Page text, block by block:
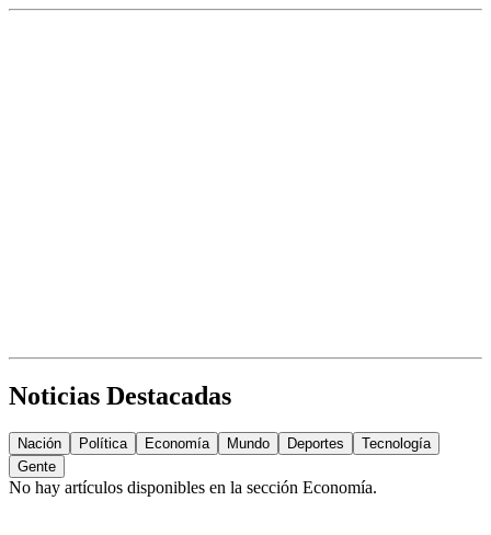
Noticias Destacadas
Nación Política Economía Mundo Deportes
Tecnología
Gente
No hay artículos disponibles en la sección Economía.